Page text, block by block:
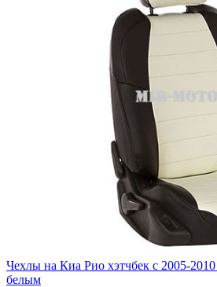
Чехлы на Киа Рио хэтчбек с 2005-
белым